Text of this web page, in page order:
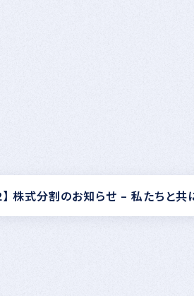
株式分割のお知らせ – 私たちと共